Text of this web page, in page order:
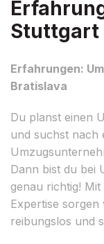
Stuttgart
Erfahrungen:
Bratislava
Du planst einen
und suchst nach
Dann bist du bei
genau richtig!
Expertise
reibungslos und